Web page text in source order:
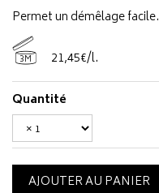
Permet un démêlage facile.
3M 21,45€/l.
Quantité
AJOUTER AU PANIER